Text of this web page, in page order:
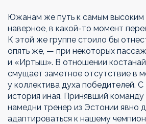
Южанам же путь к самым высоким
наверное, в какой-то момент
К этой же группе стоило бы
опять же, — при некоторых
и «Иртыш». В отношении
смущает заметное отсутствие в
у коллектива духа победителей.
история иная. Принявший команду
намедни тренер из Эстонии явно
адаптироваться к нашему